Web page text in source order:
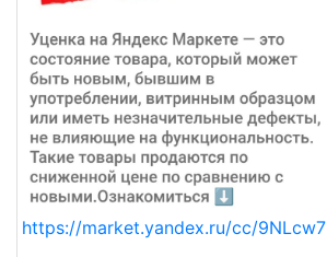
https://market.yandex.ru/cc/9NLcw7